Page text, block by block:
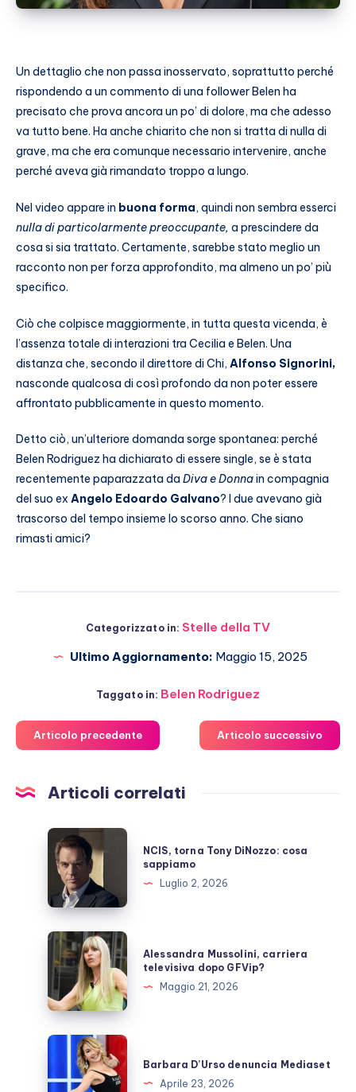
Un dettaglio che non passa inosservato, soprattutto perché
rispondendo a un commento di una follower Belen ha
precisato che prova ancora un po’ di dolore, ma che adesso
va tutto bene. Ha anche chiarito che non si tratta di nulla di
grave, ma che era comunque necessario intervenire, anche
perché aveva già rimandato troppo a lungo.
Nel video appare in buona forma, quindi non sembra esserci
nulla di particolarmente preoccupante, a prescindere da
cosa si sia trattato. Certamente, sarebbe stato meglio un
racconto non per forza approfondito, ma almeno un po’ più
specifico.
Ciò che colpisce maggiormente, in tutta questa vicenda, è
l’assenza totale di interazioni tra Cecilia e Belen. Una
distanza che, secondo il direttore di Chi, Alfonso Signorini,
nasconde qualcosa di così profondo da non poter essere
affrontato pubblicamente in questo momento.
Detto ciò, un’ulteriore domanda sorge spontanea: perché
Belen Rodriguez ha dichiarato di essere single, se è stata
recentemente paparazzata da Diva e Donnain compagnia
del suo ex Angelo Edoardo Galvano? I due avevano già
trascorso del tempo insieme lo scorso anno. Che siano
rimasti amici?
Categorizzato in: Stelle della TV
Ultimo Aggiornamento: Maggio 15, 2025
Taggato in: Belen Rodriguez
Articolo precedente Articolo successivo
Articoli correlati
NCIS,
torna
Tony
DiNozzo:
cosa
sappiamo
NCIS, torna Tony DiNozzo: cosa
sappiamo
Luglio 2, 2026
Alessandra
Mussolini,
carriera
televisiva
dopo
GFVip?
Alessandra Mussolini, carriera
televisiva dopo GFVip?
Maggio 21, 2026
Barbara
D’Urso
denuncia
Barbara D’Urso denuncia Mediaset
Aprile 23, 2026